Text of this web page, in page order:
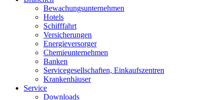
Bewachungsunternehmen
Hotels
Schifffahrt
Versicherungen
Energieversorger
Chemieunternehmen
Banken
Servicegesellschaften, Einkaufszentren
Krankenhäuser
Service
Downloads